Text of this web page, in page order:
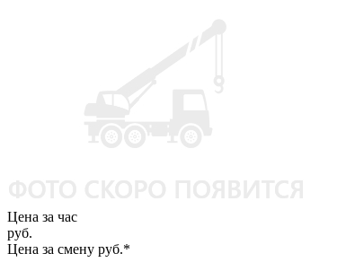
Цена за час
руб.
Цена за смену руб.*